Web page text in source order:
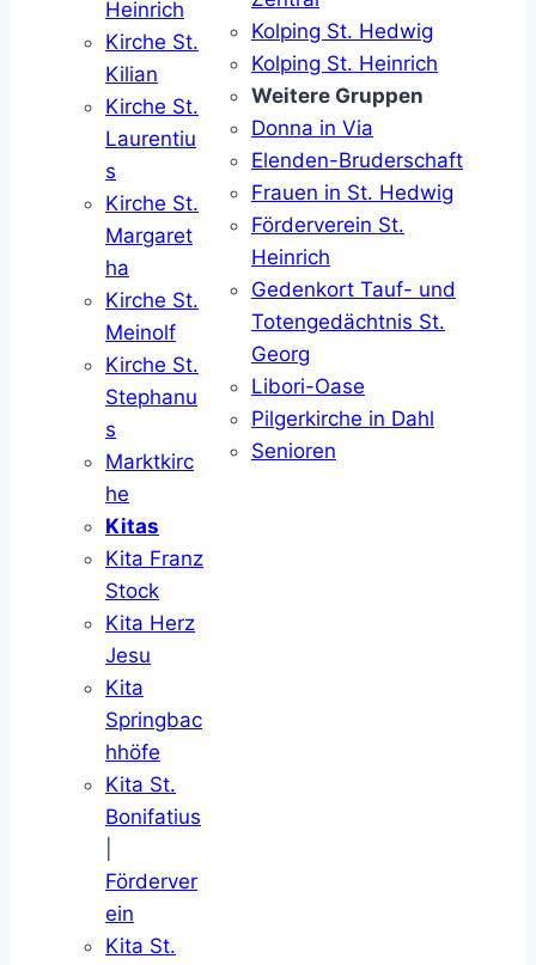
Heinrich
Kirche St.
Kilian
Kirche St.
Laurentiu
s
Kirche St.
Margaret
ha
Kirche St.
Meinolf
Kirche St.
Stephanu
s
Marktkirc
he
Kitas
Kita Franz
Stock
Kita Herz
Jesu
Kita
Springbac
hhöfe
Kita St.
Bonifatius
Förderver
ein
Kita St.
Kolping St. Hedwig
Kolping St. Heinrich
Weitere Gruppen
Donna in Via
Elenden-Bruderschaft
Frauen in St. Hedwig
Förderverein St.
Heinrich
Gedenkort Tauf- und
Totengedächtnis St.
Georg
Libori-Oase
Pilgerkirche in Dahl
Senioren